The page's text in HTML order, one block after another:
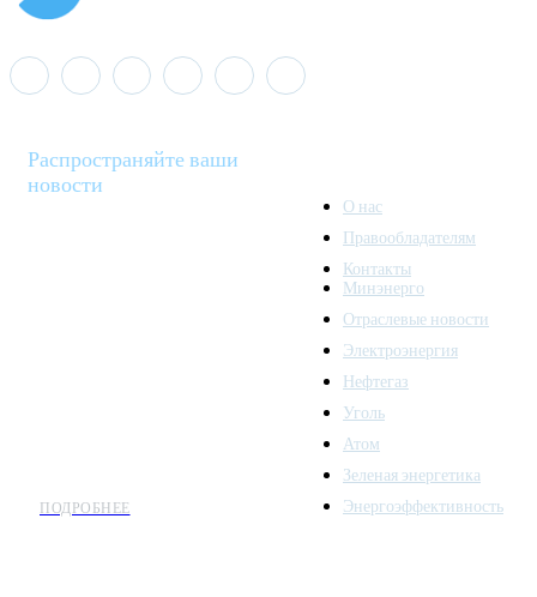
Распространяйте ваши
новости
ПОДРОБНЕЕ
О нас
Правообладателям
Контакты
Минэнерго
Отраслевые новости
Электроэнергия
Нефтегаз
Уголь
Атом
Зеленая энергетика
Энергоэффективность